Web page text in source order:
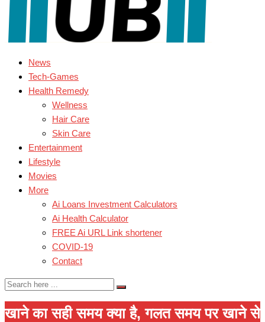
News
Tech-Games
Health Remedy
Wellness
Hair Care
Skin Care
Entertainment
Lifestyle
Movies
More
Ai Loans Investment Calculators
Ai Health Calculator
FREE Ai URL Link shortener
COVID-19
Contact
खाने का सही समय क्या है, गलत समय पर खाने से